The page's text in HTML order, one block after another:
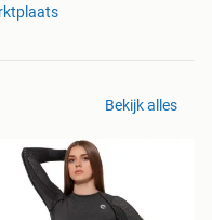
Bekijk alles